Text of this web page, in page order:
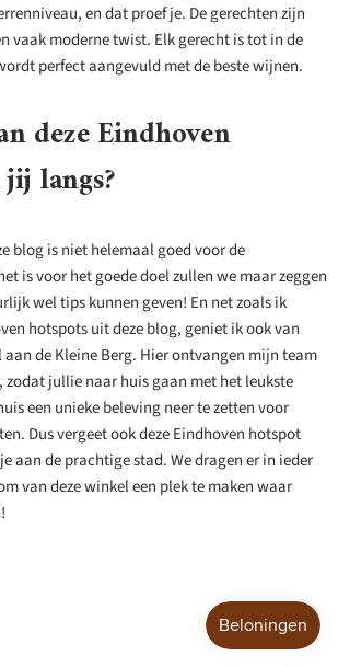
en dat proef je. De gerechten zijn
vaak moderne twist. Elk gerecht is tot in de
perfect aangevuld met de beste wijnen.
deze Eindhoven
langs?
blog is niet helemaal goed voor de
is voor het goede doel zullen we maar zeggen
wel tips kunnen geven! En net zoals ik
hotspots uit deze blog, geniet ik ook van
de Kleine Berg. Hier ontvangen mijn team
zodat jullie naar huis gaan met het leukste
een unieke beleving neer te zetten voor
Dus vergeet ook deze Eindhoven hotspot
aan de prachtige stad. We dragen er in ieder
van deze winkel een plek te maken waar